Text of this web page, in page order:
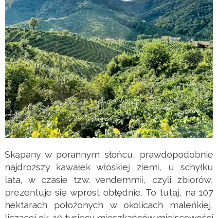
Skąpany w porannym słońcu, prawdopodobnie
najdroższy kawałek włoskiej ziemi, u schyłku
lata, w czasie tzw. vendemmii, czyli zbiorów,
prezentuje się wprost obłędnie. To tutaj, na 107
hektarach położonych w okolicach maleńkiej,